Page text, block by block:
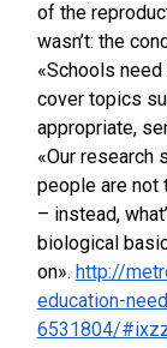
of the
wasn’t: the
«Schools
cover topics
appropriate,
«Our research
people are not
– instead,
biological
on». http://
education-
6531804/